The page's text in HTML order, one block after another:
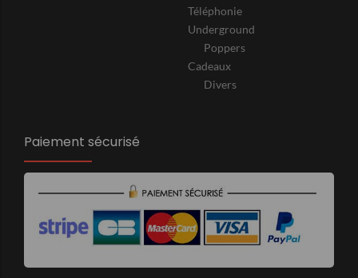
Téléphonie
Underground
Poppers
Cadeaux
Divers
Paiement sécurisé